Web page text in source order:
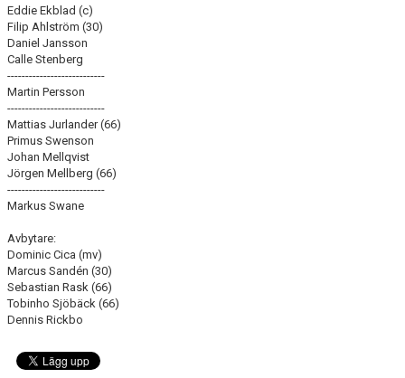
Eddie Ekblad (c)
Filip Ahlström (30)
Daniel Jansson
Calle Stenberg
---------------------------
Martin Persson
---------------------------
Mattias Jurlander (66)
Primus Swenson
Johan Mellqvist
Jörgen Mellberg (66)
---------------------------
Markus Swane
Avbytare:
Dominic Cica (mv)
Marcus Sandén (30)
Sebastian Rask (66)
Tobinho Sjöbäck (66)
Dennis Rickbo